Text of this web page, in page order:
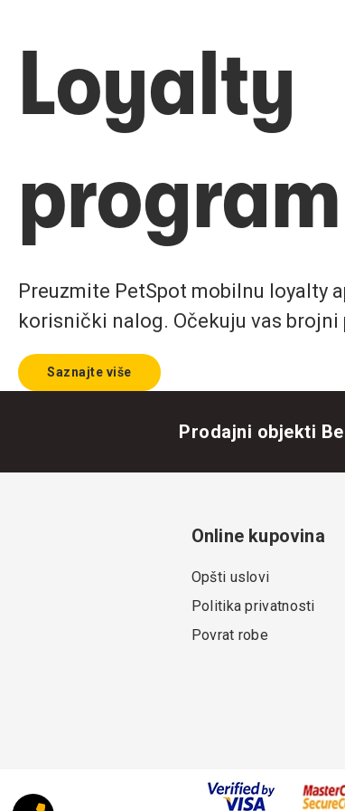
Loyalty
program
Preuzmite PetSpot mobilnu loyalty
korisnički nalog. Očekuju vas
Saznajte više
Prodajni objekti
Online kupovina
Opšti uslovi
Politika privatnosti
Povrat robe